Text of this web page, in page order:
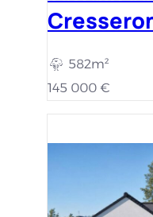
582m²
145 000 €